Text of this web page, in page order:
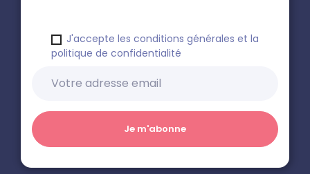
J'accepte les conditions générales et la
politique de confidentialité